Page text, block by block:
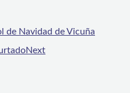
de Navidad de Vicuña
Next